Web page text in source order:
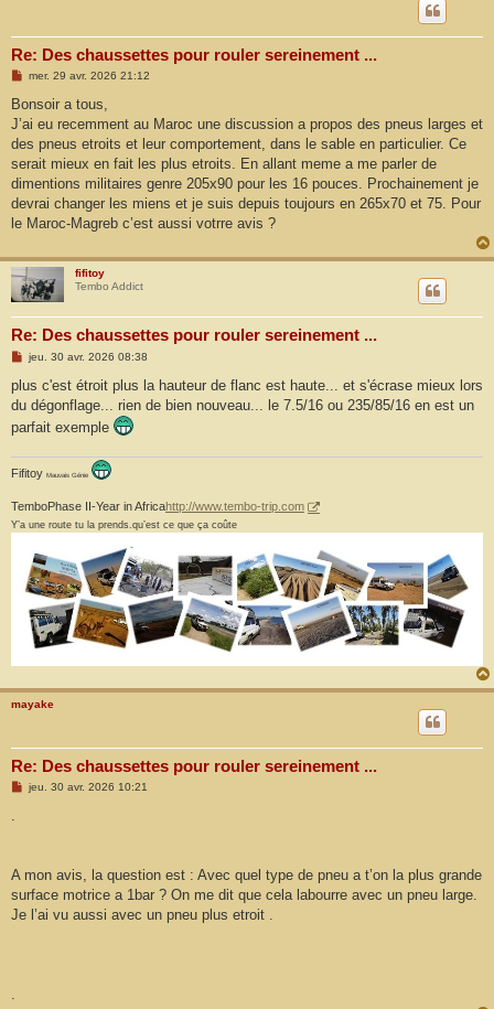
Re: Des chaussettes pour rouler sereinement ...
M
s
a
g
mer. 29 avr. 2026 21:12
Bonsoir a tous,
J’ai eu recemment au Maroc une discussion a propos des pneus larges et
des pneus etroits et leur comportement, dans le sable en particulier. Ce
serait mieux en fait les plus etroits. En allant meme a me parler de
dimentions militaires genre 205x90 pour les 16 pouces. Prochainement je
devrai changer les miens et je suis depuis toujours en 265x70 et 75. Pour
le Maroc-Magreb c’est aussi votrre avis ?
fifitoy
Tembo Addict
Re: Des chaussettes pour rouler sereinement ...
M
s
a
e
jeu. 30 avr. 2026 08:38
plus c'est étroit plus la hauteur de flanc est haute... et s'écrase mieux lors
du dégonflage... rien de bien nouveau... le 7.5/16 ou 235/85/16 en est un
parfait exemple
Fifitoy Mauvais Génie
TemboPhase II-Year in Africahttp://www.tembo-trip.com
Y’a une route tu la prends.qu’est ce que ça coûte
mayake
Re: Des chaussettes pour rouler sereinement ...
Mjeu. 30 avr. 2026 10:21
.
A mon avis, la question est : Avec quel type de pneu a t’on la plus grande
surface motrice a 1bar ? On me dit que cela labourre avec un pneu large.
Je l’ai vu aussi avec un pneu plus etroit .
.